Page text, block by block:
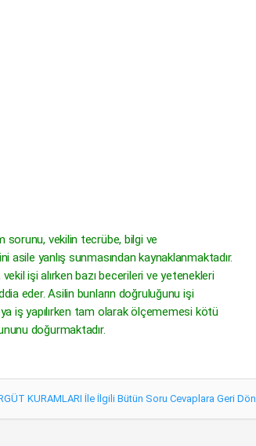
sorunu, vekilin tecrübe, bilgi ve
asile yanlış sunmasından kaynaklanmaktadır.
işi alırken bazı becerileri ve yetenekleri
eder. Asilin bunların doğruluğunu işi
iş yapılırken tam olarak ölçememesi kötü
doğurmaktadır.
KURAMLARI İle İlgili Bütün Soru Cevaplara Geri Dön